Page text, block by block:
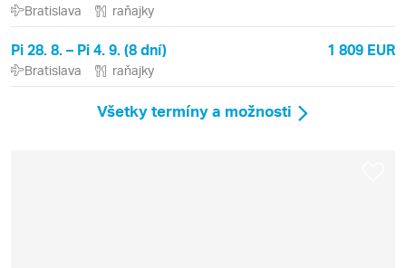
Bratislava raňajky
Pi 28. 8. – Pi 4. 9. (8 dní) 1 809 EUR
Bratislava raňajky
Všetky termíny a možnosti